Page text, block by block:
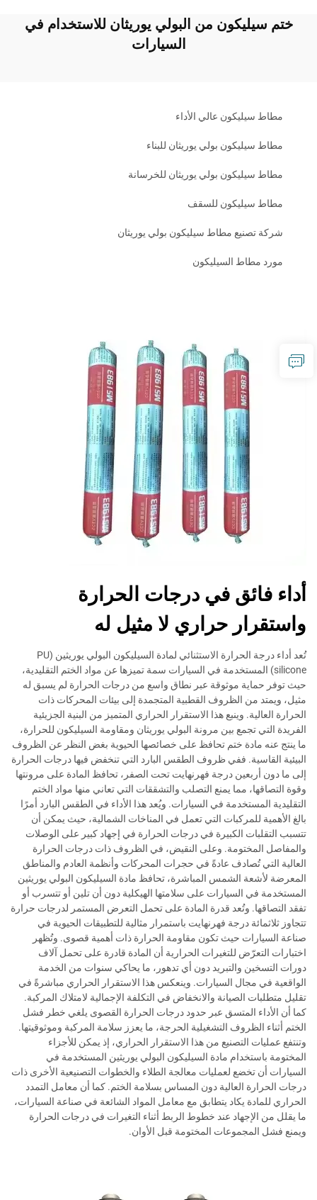
ختم سيليكون من البولي يوريثان للاستخدام في
السيارات
مطاط سيليكون عالي الأداء
مطاط سيليكون بولي يوريثان للبناء
مطاط سيليكون بولي يوريثان للخرسانة
مطاط سيليكون للسقف
شركة تصنيع مطاط سيليكون بولي يوريثان
مورد مطاط السيليكون
أداء فائق في درجات الحرارة
واستقرار حراري لا مثيل له
تُعد أداء درجة الحرارة الاستثنائي لمادة السيليكون البولي يوريثين (PU
silicone) المستخدمة في السيارات سمة تميزها عن مواد الختم التقليدية،
حيث توفر حماية موثوقة عبر نطاق واسع من درجات الحرارة لم يسبق له
مثيل، ويمتد من الظروف القطبية المتجمدة إلى بيئات المحركات ذات
الحرارة العالية. وينبع هذا الاستقرار الحراري المتميز من البنية الجزيئية
الفريدة التي تجمع بين مرونة البولي يوريثان ومقاومة السيليكون للحرارة،
ما ينتج عنه مادة ختم تحافظ على خصائصها الحيوية بغض النظر عن الظروف
البيئية القاسية. ففي ظروف الطقس البارد التي تنخفض فيها درجات الحرارة
إلى ما دون أربعين درجة فهرنهايت تحت الصفر، تحافظ المادة على مرونتها
وقوة التصاقها، مما يمنع التصلب والتشققات التي تعاني منها مواد الختم
التقليدية المستخدمة في السيارات. ويُعد هذا الأداء في الطقس البارد أمرًا
بالغ الأهمية للمركبات التي تعمل في المناخات الشمالية، حيث يمكن أن
تتسبب التقلبات الكبيرة في درجات الحرارة في إجهاد كبير على الوصلات
والمفاصل المختومة. وعلى النقيض، في الظروف ذات درجات الحرارة
العالية التي تُصادف عادةً في حجرات المحركات وأنظمة العادم والمناطق
المعرضة لأشعة الشمس المباشرة، تحافظ مادة السيليكون البولي يوريثين
المستخدمة في السيارات على سلامتها الهيكلية دون أن تلين أو تتسرب أو
تفقد التصاقها. وتُعد قدرة المادة على تحمل التعرض المستمر لدرجات حرارة
تتجاوز ثلاثمائة درجة فهرنهايت باستمرار مثالية للتطبيقات الحيوية في
صناعة السيارات حيث تكون مقاومة الحرارة ذات أهمية قصوى. وتُظهر
اختبارات التعرّض للتغيرات الحرارية أن المادة قادرة على تحمل آلاف
دورات التسخين والتبريد دون أي تدهور، ما يحاكي سنوات من الخدمة
الواقعية في مجال السيارات. وينعكس هذا الاستقرار الحراري مباشرةً في
تقليل متطلبات الصيانة والانخفاض في التكلفة الإجمالية لامتلاك المركبة.
كما أن الأداء المتسق عبر حدود درجات الحرارة القصوى يلغي خطر فشل
الختم أثناء الظروف التشغيلية الحرجة، ما يعزز سلامة المركبة وموثوقيتها.
وتنتفع عمليات التصنيع من هذا الاستقرار الحراري، إذ يمكن للأجزاء
المختومة باستخدام مادة السيليكون البولي يوريثين المستخدمة في
السيارات أن تخضع لعمليات معالجة الطلاء والخطوات التصنيعية الأخرى ذات
درجات الحرارة العالية دون المساس بسلامة الختم. كما أن معامل التمدد
الحراري للمادة يكاد يتطابق مع معامل المواد الشائعة في صناعة السيارات،
ما يقلل من الإجهاد عند خطوط الربط أثناء التغيرات في درجات الحرارة
ويمنع فشل المجموعات المختومة قبل الأوان.